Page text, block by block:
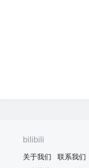
bilibili
关于我们 联系我们